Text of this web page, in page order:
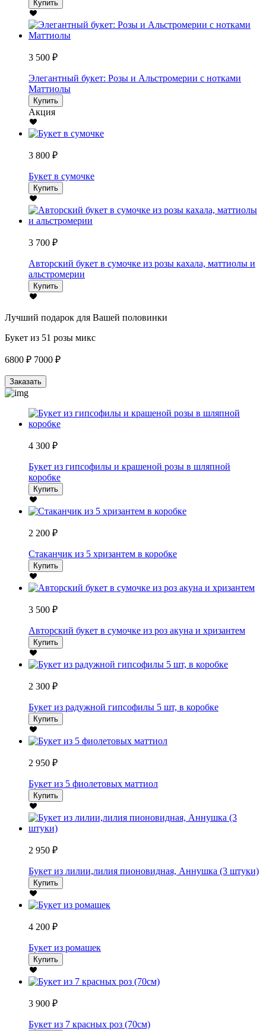
Купить
3 500 ₽
Элегантный букет: Розы и Альстромерии с нотками
Маттиолы
Купить
Акция
3 800 ₽
Букет в сумочке
Купить
3 700 ₽
Авторский букет в сумочке из розы кахала, маттиолы и
альстромерии
Купить
Лучший подарок для Вашей половинки
Букет из 51 розы микс
6800 ₽ 7000 ₽
Заказать
4 300 ₽
Букет из гипсофилы и крашеной розы в шляпной
коробке
Купить
2 200 ₽
Стаканчик из 5 хризантем в коробке
Купить
3 500 ₽
Авторский букет в сумочке из роз акуна и хризантем
Купить
2 300 ₽
Букет из радужной гипсофилы 5 шт, в коробке
Купить
2 950 ₽
Букет из 5 фиолетовых маттиол
Купить
2 950 ₽
Букет из лилии,лилия пионовидная, Аннушка (3 штуки)
Купить
4 200 ₽
Букет из ромашек
Купить
3 900 ₽
Букет из 7 красных роз (70см)